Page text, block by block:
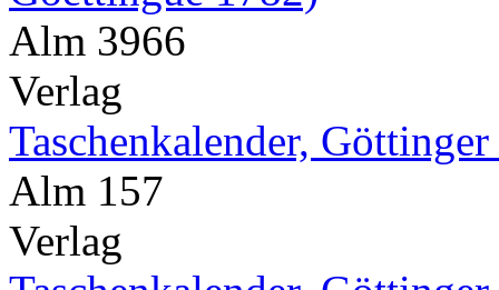
Alm 3966
Verlag
Taschenkalender,
Alm 157
Verlag